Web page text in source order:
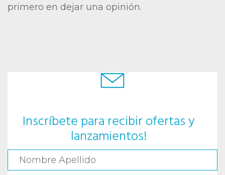
primero en dejar una opinión.
Inscríbete para recibir ofertas y
lanzamientos!